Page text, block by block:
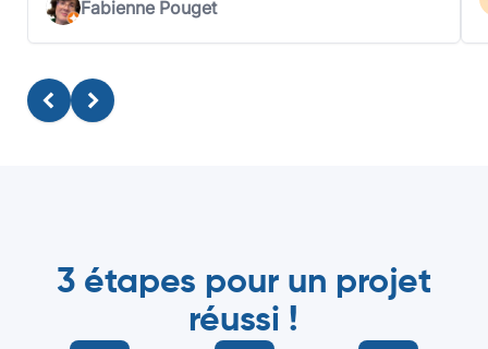
dans le but de nous vendre des systèmes hors
mauvais souvenir.Merci
Fabienne Pouget
3 étapes pour un projet
réussi !